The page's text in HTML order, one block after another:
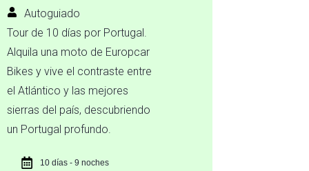
Autoguiado
Tour de 10 días por Portugal.
Alquila una moto de Europcar
Bikes y vive el contraste entre
el Atlántico y las mejores
sierras del país, descubriendo
un Portugal profundo.
10 días - 9 noches